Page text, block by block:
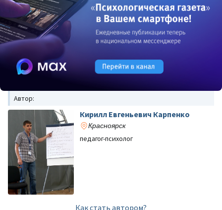
Автор:
Кирилл Евгеньевич Карпенко
Красноярск
педагог-психолог
Как стать автором?